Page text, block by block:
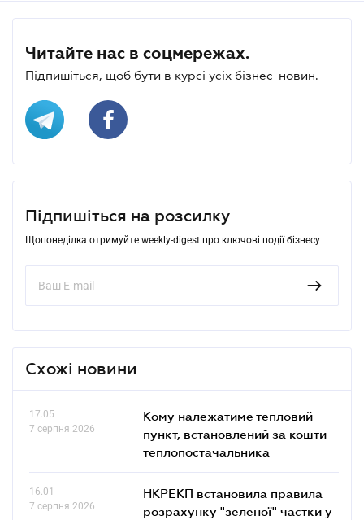
Читайте нас в соцмережах.
Підпишіться, щоб бути в курсі усіх бізнес-новин.
Підпишіться на розсилку
Щопонеділка отримуйте weekly-digest про ключові події бізнесу
Схожі новини
17.05
7 серпня 2026
Кому належатиме тепловий
пункт, встановлений за кошти
теплопостачальника
16.01
7 серпня 2026
НКРЕКП встановила правила
розрахунку "зеленої" частки у